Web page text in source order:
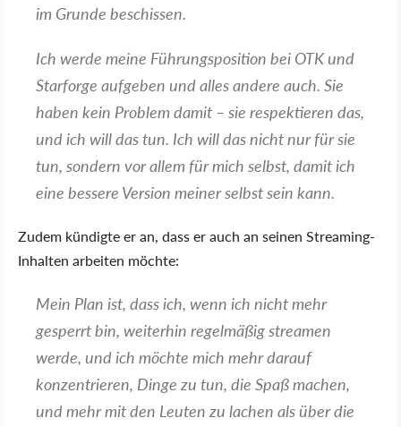
im Grunde beschissen.
Ich werde meine Führungsposition bei OTK und
Starforge aufgeben und alles andere auch. Sie
haben kein Problem damit – sie respektieren das,
und ich will das tun. Ich will das nicht nur für sie
tun, sondern vor allem für mich selbst, damit ich
eine bessere Version meiner selbst sein kann.
Zudem kündigte er an, dass er auch an seinen Streaming-
Inhalten arbeiten möchte:
Mein Plan ist, dass ich, wenn ich nicht mehr
gesperrt bin, weiterhin regelmäßig streamen
werde, und ich möchte mich mehr darauf
konzentrieren, Dinge zu tun, die Spaß machen,
und mehr mit den Leuten zu lachen als über die